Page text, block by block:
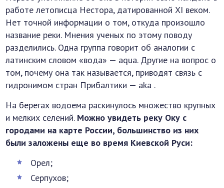
работе летописца Нестора, датированной XI веком.
Нет точной информации о том, откуда произошло
название реки. Мнения ученых по этому поводу
разделились. Одна группа говорит об аналогии с
латинским словом «вода» — aqua. Другие на вопрос о
том, почему она так называется, приводят связь с
гидронимом стран Прибалтики — aka .
На берегах водоема раскинулось множество крупных
и мелких селений. Можно увидеть реку Оку с
городами на карте России, большинство из них
были заложены еще во время Киевской Руси:
Орел;
Серпухов;